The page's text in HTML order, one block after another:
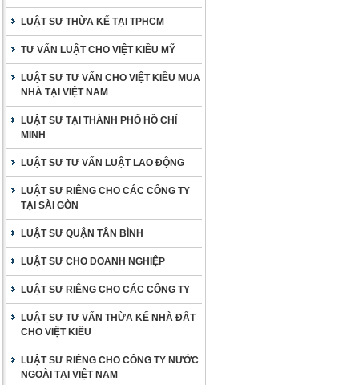
LUẬT SƯ THỪA KẾ TẠI TPHCM
TƯ VẤN LUẬT CHO VIỆT KIỀU MỸ
LUẬT SƯ TƯ VẤN CHO VIỆT KIỀU MUA
NHÀ TẠI VIỆT NAM
LUẬT SƯ TẠI THÀNH PHỐ HỒ CHÍ
MINH
LUẬT SƯ TƯ VẤN LUẬT LAO ĐỘNG
LUẬT SƯ RIÊNG CHO CÁC CÔNG TY
TẠI SÀI GÒN
LUẬT SƯ QUẬN TÂN BÌNH
LUẬT SƯ CHO DOANH NGHIỆP
LUẬT SƯ RIÊNG CHO CÁC CÔNG TY
LUẬT SƯ TƯ VẤN THỪA KẾ NHÀ ĐẤT
CHO VIỆT KIỀU
LUẬT SƯ RIÊNG CHO CÔNG TY NƯỚC
NGOÀI TẠI VIỆT NAM